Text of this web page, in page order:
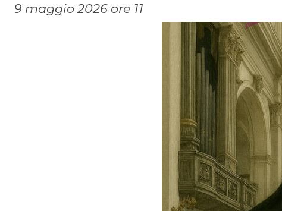
9 maggio 2026 ore 11